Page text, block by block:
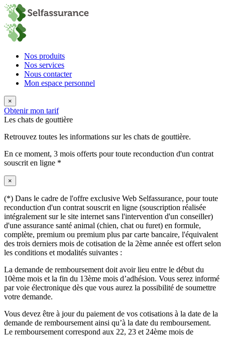
Nos produits
Nos services
Nous contacter
Mon espace personnel
×
Obtenir mon tarif
Les chats de gouttière
Retrouvez toutes les informations sur les chats de gouttière.
En ce moment, 3 mois offerts pour toute reconduction d'un contrat
souscrit en ligne *
×
(*) Dans le cadre de l'offre exclusive Web Selfassurance, pour toute
reconduction d'un contrat souscrit en ligne (souscription réalisée
intégralement sur le site internet sans l'intervention d'un conseiller)
d'une assurance santé animal (chien, chat ou furet) en formule,
complète, premium ou premium plus par carte bancaire, l'équivalent
des trois derniers mois de cotisation de la 2ème année est offert selon
les conditions et modalités suivantes :
La demande de remboursement doit avoir lieu entre le début du
10ème mois et la fin du 13ème mois d’adhésion. Vous serez informé
par voie électronique dès que vous aurez la possibilité de soumettre
votre demande.
Vous devez être à jour du paiement de vos cotisations à la date de la
demande de remboursement ainsi qu’à la date du remboursement.
Le remboursement correspond aux 22, 23 et 24ème mois de